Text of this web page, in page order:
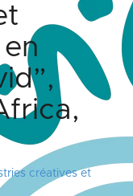
créatives et